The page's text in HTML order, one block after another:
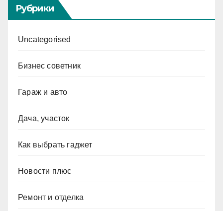
Рубрики
Uncategorised
Бизнес советник
Гараж и авто
Дача, участок
Как выбрать гаджет
Новости плюс
Ремонт и отделка